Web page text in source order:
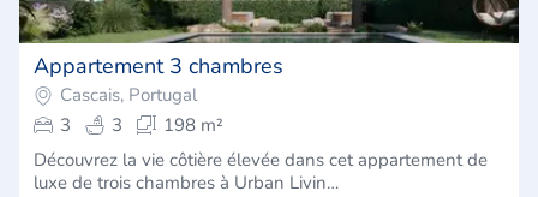
Appartement 3 chambres
Cascais, Portugal
3
3
198 m²
Découvrez la vie côtière élevée dans cet appartement de
luxe de trois chambres à Urban Livin…